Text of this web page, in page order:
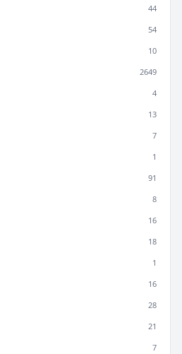
44
54
10
2649
4
13
7
1
91
8
16
18
1
16
28
21
7